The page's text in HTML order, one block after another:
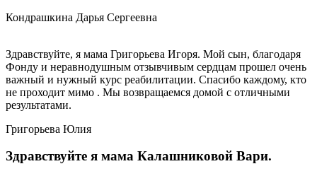
Кондрашкина Дарья Сергеевна
Здравствуйте, я мама Григорьева Игоря. Мой сын, благодаря
Фонду и неравнодушным отзывчивым сердцам прошел очень
важный и нужный курс реабилитации. Спасибо каждому, кто
не проходит мимо . Мы возвращаемся домой с отличными
результатами.
Григорьева Юлия
Здравствуйте я мама Калашниковой Вари.